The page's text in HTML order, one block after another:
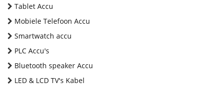
Tablet Accu
Mobiele Telefoon Accu
Smartwatch accu
PLC Accu's
Bluetooth speaker Accu
LED & LCD TV's Kabel